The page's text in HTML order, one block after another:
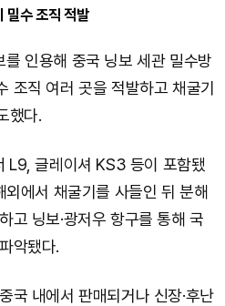
밀수 조직 적발
인용해 중국 닝보 세관 밀수방
조직 여러 곳을 적발하고 채굴기
했다.
L9, 글레이셔 KS3 등이 포함됐
에서 채굴기를 사들인 뒤 분해
고 닝보·광저우 항구를 통해 국
악됐다.
국 내에서 판매되거나 신장·후난